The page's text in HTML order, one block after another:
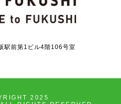
駅前第1ビル4階106号室
2025